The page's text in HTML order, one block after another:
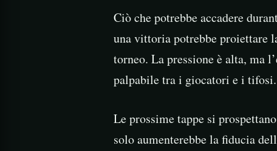
Ciò che potrebbe accadere
una vittoria potrebbe proiettare
torneo. La pressione è alta, ma
palpabile tra i giocatori e i tifosi.
Le prossime tappe si
solo aumenterebbe la fiducia